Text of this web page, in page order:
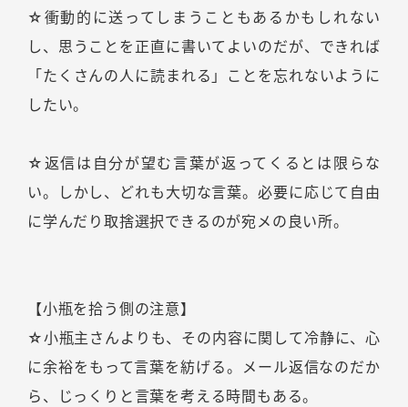
☆衝動的に送ってしまうこともあるかもしれない
し、思うことを正直に書いてよいのだが、できれば
「たくさんの人に読まれる」ことを忘れないように
したい。
☆返信は自分が望む言葉が返ってくるとは限らな
い。しかし、どれも大切な言葉。必要に応じて自由
に学んだり取捨選択できるのが宛メの良い所。
【小瓶を拾う側の注意】
☆小瓶主さんよりも、その内容に関して冷静に、心
に余裕をもって言葉を紡げる。メール返信なのだか
ら、じっくりと言葉を考える時間もある。